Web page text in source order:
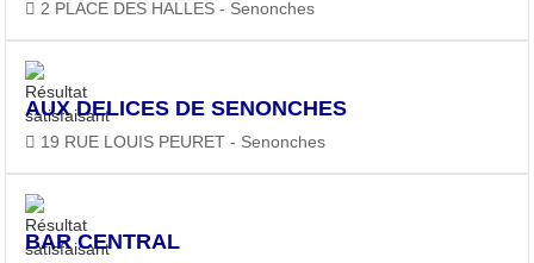
2 PLACE DES HALLES - Senonches
AUX DELICES DE SENONCHES
19 RUE LOUIS PEURET - Senonches
BAR CENTRAL